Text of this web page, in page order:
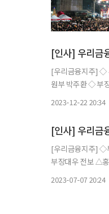
[인사] 우리금
[우리금융지주] ◇ 부장대우 승진 △ 미래혁신부 박장주(부장 직무대리) △ 브랜드전략부 홍상욱 △ 경영지원부 박현욱 △ 경영지
원부 박주환 ◇ 부장 전보 △ 시너지사업부 정흥석 △ 미래혁신부 김성현 △ 감사부 곽현종 ◇ 부장대우 전보 △ 미래혁신부 박장주
2023-12-22 20:34
[인사] 우리금
[우리금융지주] ◇
부장대우 전보 △홍보부 김익중 [우리은행] ◇본부장 전보 △강남1 최재필
2023-07-07 20:24